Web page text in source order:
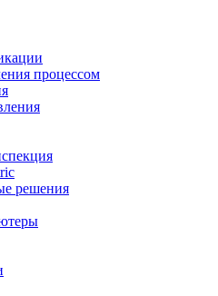
процессом
решения